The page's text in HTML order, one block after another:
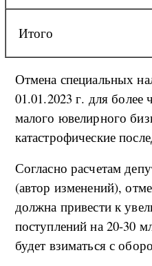
Итого
Отмена специальных
01.01.2023 г. для более
малого ювелирного
катастрофические
Согласно расчетам
(автор изменений),
должна привести к
поступлений на 20-30
будет взиматься с